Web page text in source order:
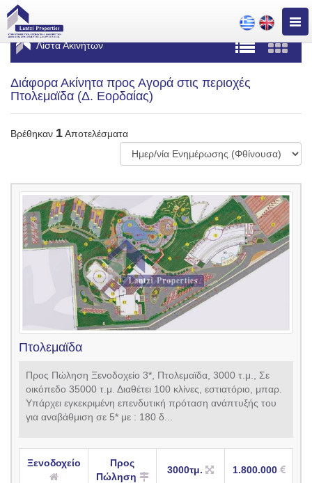
Λίστα Ακινήτων
Διάφορα Ακίνητα προς Αγορά στις περιοχές
Πτολεμαϊδα (Δ. Εορδαίας)
Βρέθηκαν 1Αποτελέσματα
Πτολεμαϊδα
Προς Πώληση Ξενοδοχείο 3*, Πτολεμαϊδα, 3000 τ.μ., Σε
οικόπεδο 35000 τ.μ. Διαθέτει 100 κλίνες, εστιατόριο, μπαρ.
Υπάρχει εγκεκριμένη επενδυτική πρόταση ανάπτυξής του
για αναβάθμιση σε 5* με : 180 δ...
Ξενοδοχείο
Προς
Πώληση
3000τμ. 1.800.000